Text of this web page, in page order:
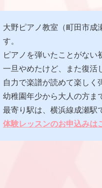
大野ピアノ教室（町田市成
す。
ピアノを弾いたことがない
一旦やめたけど、また復活
自力で楽譜が読めて楽しく
幼稚園年少から大人の方ま
最寄り駅は、横浜線成瀬駅
体験レッスンのお申込みは